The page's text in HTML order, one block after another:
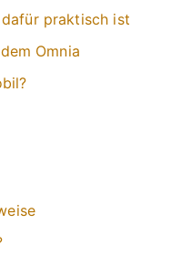
dafür praktisch ist
Omnia